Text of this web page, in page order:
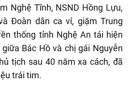
Nghệ Tĩnh, NSND Hồng Lựu,
Đoàn dân ca ví, giặm Trung
thống tỉnh Nghệ An tái hiện
Bác Hồ và chị gái Nguyễn
tịch sau 40 năm xa cách, đã
trái tim.